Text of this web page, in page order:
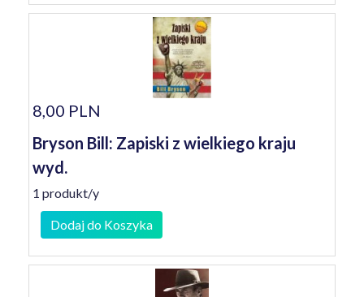
8,00 PLN
Bryson Bill: Zapiski z wielkiego kraju
wyd.
1 produkt/y
Dodaj do Koszyka